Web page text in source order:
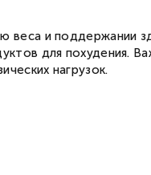
веса и поддержании
для похудения.
нагрузок.